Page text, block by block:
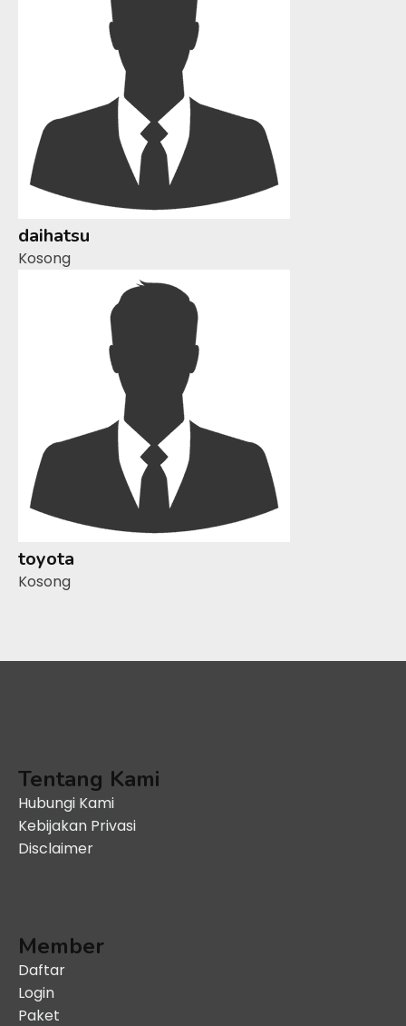
daihatsu
Kosong
toyota
Kosong
Tentang Kami
Hubungi Kami
Kebijakan Privasi
Disclaimer
Member
Daftar
Login
Paket